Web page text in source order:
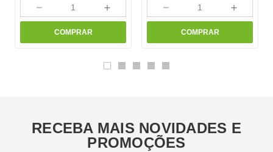
＋
－
COMPRAR
＋
－
COMPRAR
RECEBA MAIS NOVIDADES E
PROMOÇÕES